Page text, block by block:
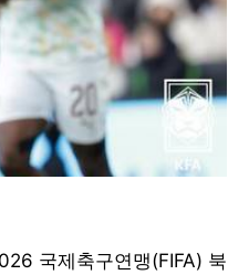
국제축구연맹(FIFA) 북